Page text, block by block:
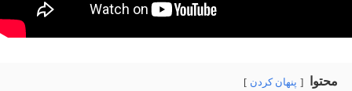
محتوا پنهان کردن